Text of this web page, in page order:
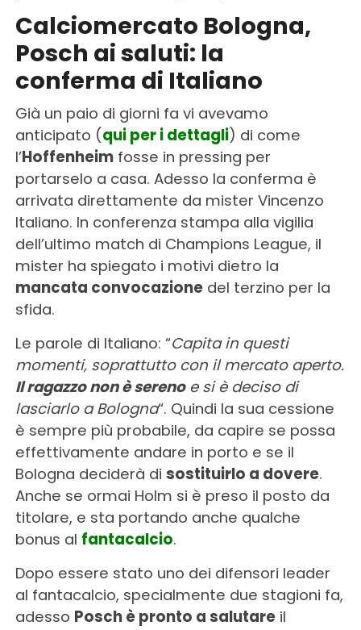
Calciomercato Bologna,
Posch ai saluti: la
conferma di Italiano
Già un paio di giorni fa vi avevamo
anticipato (qui per i dettagli) di come
l’Hoffenheimfosse in pressing per
portarselo a casa. Adesso la conferma è
arrivata direttamente da mister Vincenzo
Italiano. In conferenza stampa alla vigilia
dell’ultimo match di Champions League, il
mister ha spiegato i motivi dietro la
mancata convocazionedel terzino per la
sfida.
Le parole di Italiano: “Capita in questi
momenti, soprattutto con il mercato aperto.
Il ragazzo non è serenoe si è deciso di
lasciarlo a Bologna“. Quindi la sua cessione
è sempre più probabile, da capire se possa
effettivamente andare in porto e se il
Bologna deciderà di sostituirlo a dovere.
Anche se ormai Holm si è preso il posto da
titolare, e sta portando anche qualche
bonus al fantacalcio.
Dopo essere stato uno dei difensori leader
al fantacalcio, specialmente due stagioni fa,
adesso Posch è pronto a salutareil